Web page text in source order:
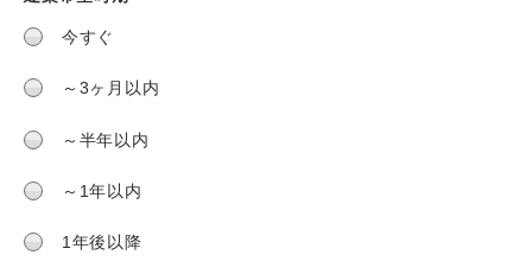
今すぐ
～3ヶ月以内
～半年以内
～1年以内
1年後以降